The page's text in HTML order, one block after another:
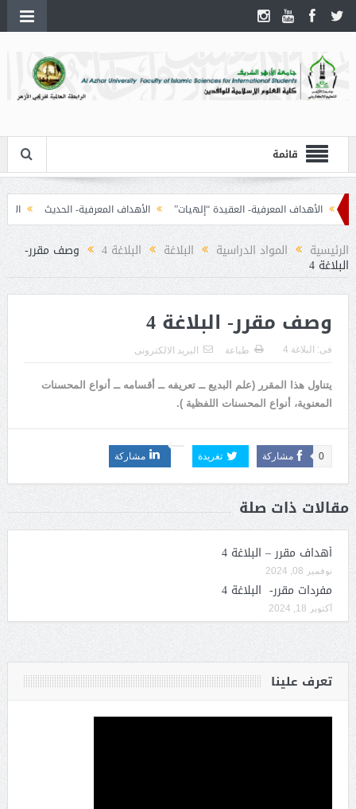
قائمة
الأهداف المعرفية- العقيدة “إلهيات” الأهداف المعرفية- الحديث
الرئيسية المواد الدراسية البلاغة البلاغة 4 وصف مقرر-
البلاغة 4
وصف مقرر- البلاغة 4
فى: البلاغة 4 طباعة البريد الالكترونى
يتناول هذا المقرر (علم البديع ــ تعريفه ــ أقسامه ــ أنواع المحسنات
المعنوية، أنواع المحسنات اللفظية ).
مشاركة 0 تغريدة مشاركة
مقالات ذات صلة
أهداف مقرر – البلاغة 4
نوفمبر 08, 2024
مفردات مقرر- البلاغة 4
أكتوبر 18, 2024
تعرف علينا